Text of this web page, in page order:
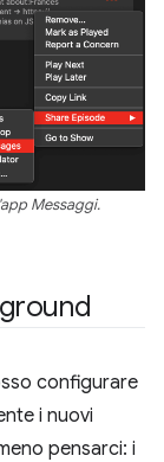
Messaggi.
configurare
i nuovi
pensarci: i